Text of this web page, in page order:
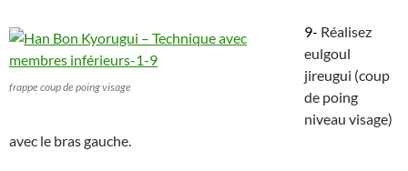
frappe coup de poing visage
9- Réalisez
eulgoul
jireugui (coup
de poing
niveau visage)
avec le bras gauche.